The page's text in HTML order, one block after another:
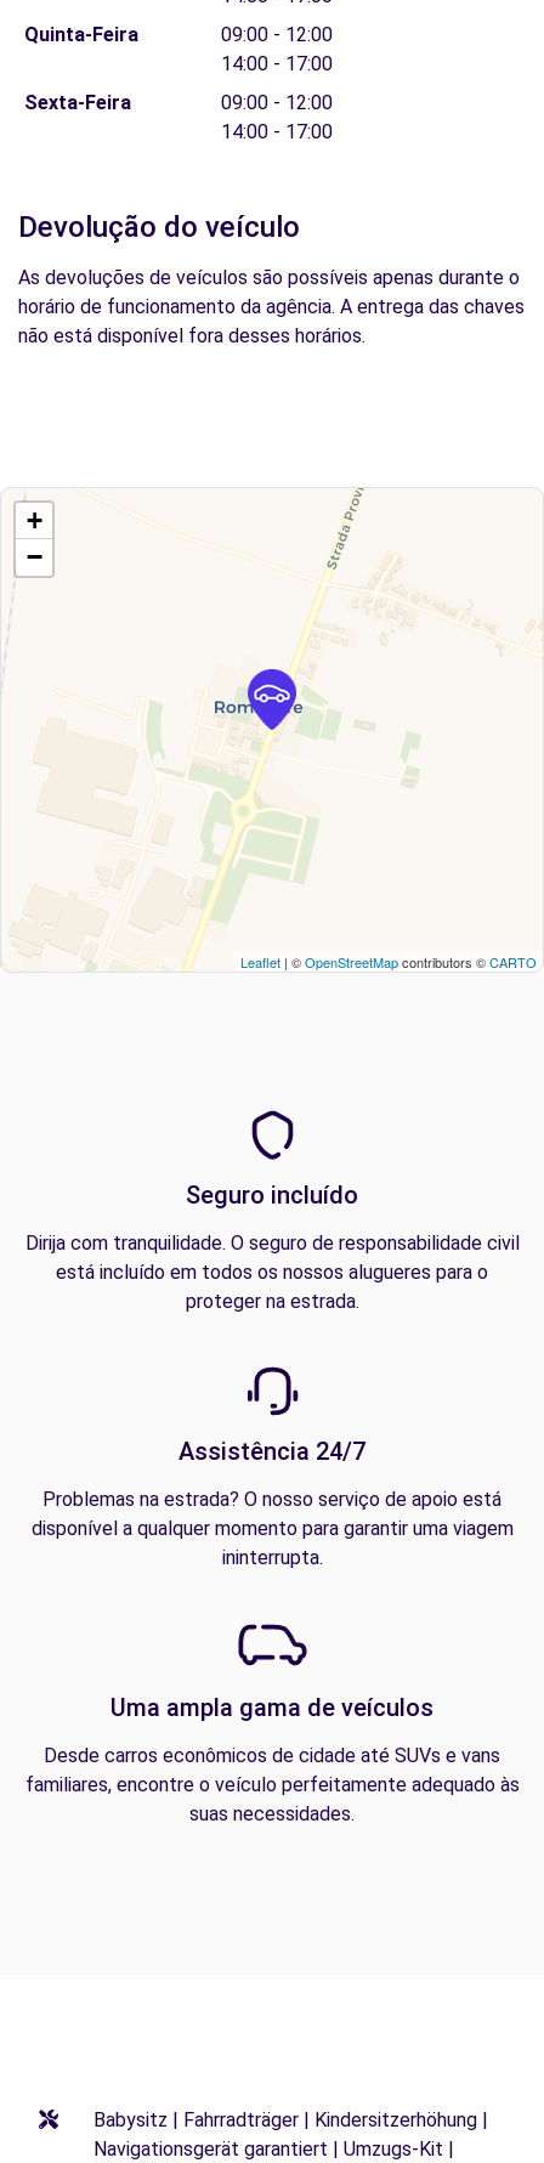
Quinta-Feira
09:00 - 12:00
14:00 - 17:00
Sexta-Feira
09:00 - 12:00
14:00 - 17:00
Devolução do veículo
As devoluções de veículos são possíveis apenas durante o
horário de funcionamento da agência. A entrega das chaves
não está disponível fora desses horários.
+
−
Leaflet | ©OpenStreetMapcontributors ©CARTO
Seguro incluído
Dirija com tranquilidade. O seguro de responsabilidade civil
está incluído em todos os nossos alugueres para o
proteger na estrada.
Assistência 24/7
Problemas na estrada? O nosso serviço de apoio está
disponível a qualquer momento para garantir uma viagem
ininterrupta.
Uma ampla gama de veículos
Desde carros econômicos de cidade até SUVs e vans
familiares, encontre o veículo perfeitamente adequado às
suas necessidades.
Babysitz | Fahrradträger | Kindersitzerhöhung |
Navigationsgerät garantiert | Umzugs-Kit |